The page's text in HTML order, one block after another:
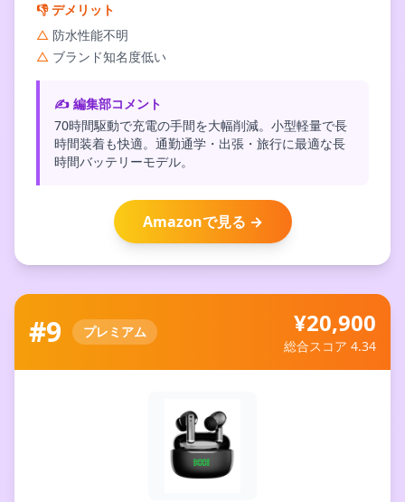
👎 デメリット
△ 防水性能不明
△ ブランド知名度低い
✍️ 編集部コメント
70時間駆動で充電の手間を大幅削減。小型軽量で長
時間装着も快適。通勤通学・出張・旅行に最適な長
時間バッテリーモデル。
Amazonで見る →
#9 プレミアム ¥20,900
総合スコア 4.34